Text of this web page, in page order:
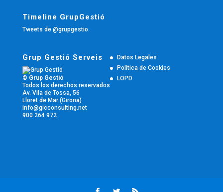
Timeline GrupGestió
Tweets de @grupgestio.
Grup Gestió Serveis
© Grup Gestió
Todos los derechos reservados
Av. Vila de Tossa, 56
Lloret de Mar (Girona)
info@gicconsulting.net
900 264 972
Datos Legales
Política de Cookies
LOPD